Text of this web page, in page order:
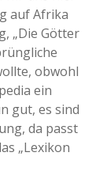
auf Afrika
„Die Götter
obwohl
ein
gut, es sind
da passt
„Lexikon